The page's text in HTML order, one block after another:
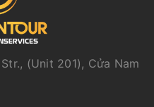
(Unit 201), Cửa Nam